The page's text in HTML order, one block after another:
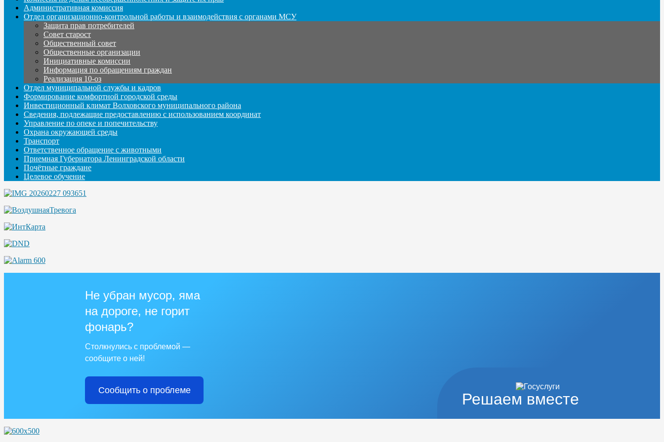
Административная комиссия
Отдел организационно-контрольной работы и взаимодействия с органами МСУ
Защита прав потребителей
Совет старост
Общественный совет
Общественные организации
Инициативные комиссии
Информация по обращениям граждан
Реализация 10-оз
Отдел муниципальной службы и кадров
Формирование комфортной городской среды
Инвестиционный климат Волховского муниципального района
Сведения, подлежащие предоставлению с использованием координат
Управление по опеке и попечительству
Охрана окружающей среды
Транспорт
Ответственное обращение с животными
Приемная Губернатора Ленинградской области
Почётные граждане
Целевое обучение
Решаем вместе
Не убран мусор, яма
на дороге, не горит
фонарь?
Столкнулись с проблемой —
сообщите о ней!
Сообщить о проблеме